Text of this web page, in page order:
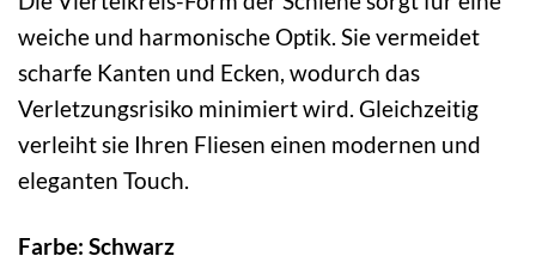
weiche und harmonische Optik. Sie vermeidet
scharfe Kanten und Ecken, wodurch das
Verletzungsrisiko minimiert wird. Gleichzeitig
verleiht sie Ihren Fliesen einen modernen und
eleganten Touch.
Farbe: Schwarz